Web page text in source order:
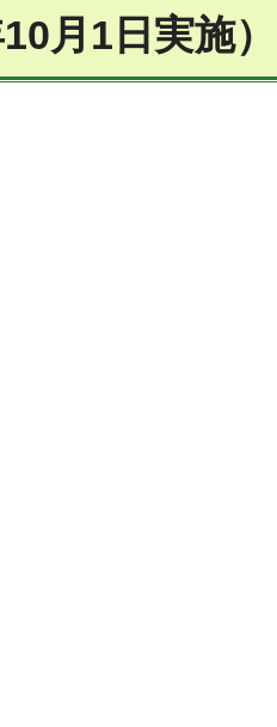
月1日実施）